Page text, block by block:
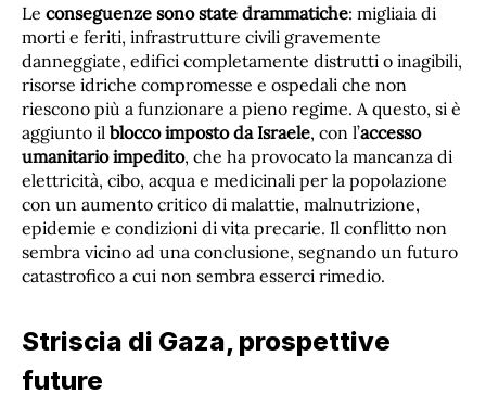
Le conseguenze sono state drammatiche: migliaia di
morti e feriti, infrastrutture civili gravemente
danneggiate, edifici completamente distrutti o inagibili,
risorse idriche compromesse​ e ospedali che non
riescono più a funzionare a pieno regime. A questo, si è
aggiunto il blocco imposto da Israele, con l’accesso
umanitario impedito, che ha provocato la mancanza di
elettricità, cibo, acqua e medicinali per la popolazione
con un aumento critico di malattie, malnutrizione,
epidemie e condizioni di vita precarie. Il conflitto non
sembra vicino ad una conclusione, segnando un futuro
catastrofico a cui non sembra esserci rimedio.
Striscia di Gaza, prospettive
future